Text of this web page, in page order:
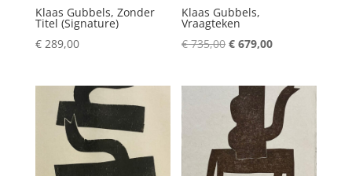
Klaas Gubbels, Zonder
Titel (Signature)
€289,00
Klaas Gubbels,
Vraagteken
€735,00 Oorspronkelijke
€ 735,00.
€ 679,00Huidige
€ 679,00.